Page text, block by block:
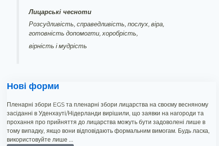
Лицарські чесноти
Розсудливість, справедливість, послух, віра,
готовність допомогти, хоробрість,
вірність і мудрість
Нові форми
Пленарні збори EGS та пленарні збори лицарства на своєму весняному
засіданні в Уденхауті/Нідерланди вирішили, що заявки на нагороди та
прохання про прийняття до лицарства можуть бути задоволені лише в
тому випадку, якщо вони відповідають формальним вимогам. Будь ласка,
використовуйте лише ...